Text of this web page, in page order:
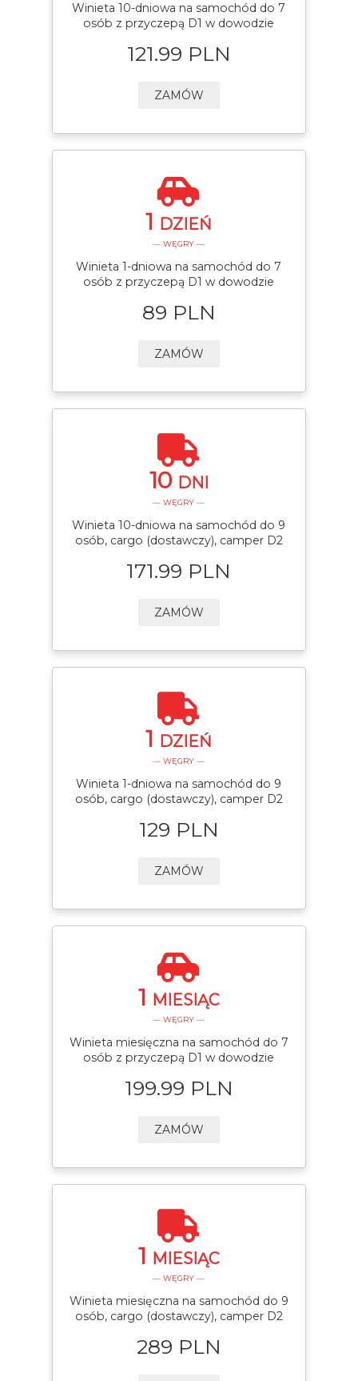
Winieta 10-dniowa na samochód do 7
osób z przyczepą D1 w dowodzie
121.99 PLN
ZAMÓW
1 DZIEŃ
— WĘGRY —
Winieta 1-dniowa na samochód do 7
osób z przyczepą D1 w dowodzie
89 PLN
ZAMÓW
10 DNI
— WĘGRY —
Winieta 10-dniowa na samochód do 9
osób, cargo (dostawczy), camper D2
171.99 PLN
ZAMÓW
1 DZIEŃ
— WĘGRY —
Winieta 1-dniowa na samochód do 9
osób, cargo (dostawczy), camper D2
129 PLN
ZAMÓW
1 MIESIĄC
— WĘGRY —
Winieta miesięczna na samochód do 7
osób z przyczepą D1 w dowodzie
199.99 PLN
ZAMÓW
1 MIESIĄC
— WĘGRY —
Winieta miesięczna na samochód do 9
osób, cargo (dostawczy), camper D2
289 PLN